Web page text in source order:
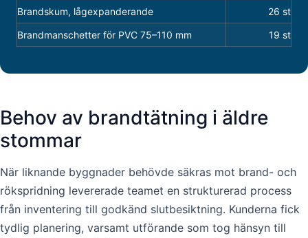
Brandskum, lågexpanderande
26 st
Brandmanschetter för PVC 75–110 mm
19 st
Behov av brandtätning i äldre
stommar
När liknande byggnader behövde säkras mot brand- och
rökspridning levererade teamet en strukturerad process
från inventering till godkänd slutbesiktning. Kunderna fick
tydlig planering, varsamt utförande som tog hänsyn till